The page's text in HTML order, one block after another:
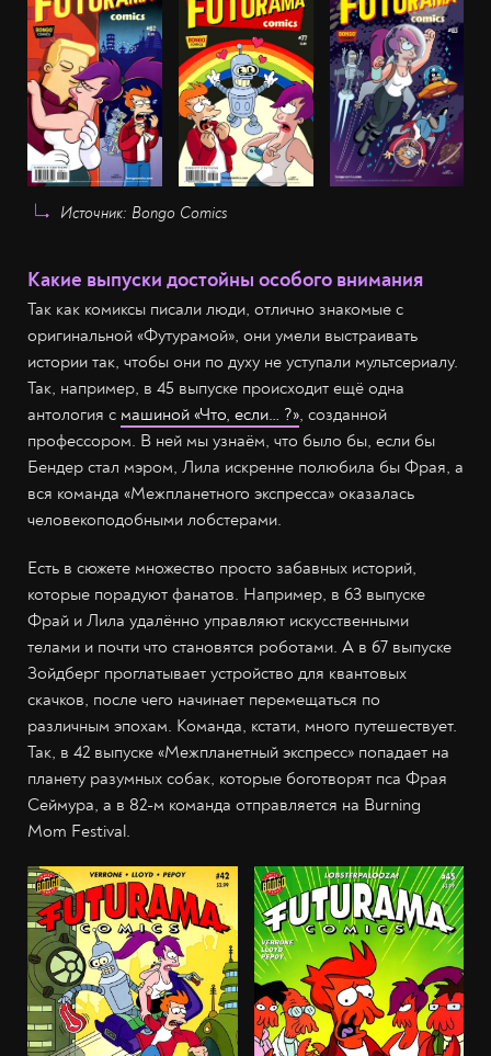
Источник: Bongo Comics
Какие выпуски достойны особого внимания
Так как комиксы писали люди, отлично знакомые с
оригинальной «Футурамой», они умели выстраивать
истории так, чтобы они по духу не уступали мультсериалу.
Так, например, в 45 выпуске происходит ещё одна
антология с машиной «Что, если… ?», созданной
профессором. В ней мы узнаём, что было бы, если бы
Бендер стал мэром, Лила искренне полюбила бы Фрая, а
вся команда «Межпланетного экспресса» оказалась
человекоподобными лобстерами.
Есть в сюжете множество просто забавных историй,
которые порадуют фанатов. Например, в 63 выпуске
Фрай и Лила удалённо управляют искусственными
телами и почти что становятся роботами. А в 67 выпуске
Зойдберг проглатывает устройство для квантовых
скачков, после чего начинает перемещаться по
различным эпохам. Команда, кстати, много путешествует.
Так, в 42 выпуске «Межпланетный экспресс» попадает на
планету разумных собак, которые боготворят пса Фрая
Сеймура, а в 82-м команда отправляется на Burning
Mom Festival.